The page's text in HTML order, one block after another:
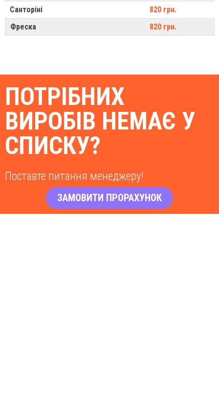
Санторіні
820 грн.
Фреска
820 грн.
ПОТРІБНИХ
ВИРОБІВ НЕМАЄ У
СПИСКУ?
Поставте питання менеджеру!
ЗАМОВИТИ ПРОРАХУНОК